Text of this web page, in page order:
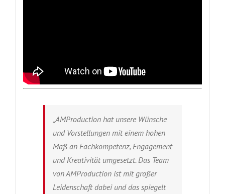
„AMProduction hat unsere Wünsche
und Vorstellungen mit einem hohen
Maß an Fachkompetenz, Engagement
und Kreativität umgesetzt. Das Team
von AMProduction ist mit großer
Leidenschaft dabei und das spiegelt